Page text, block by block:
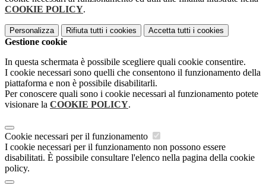
COOKIE POLICY.
Personalizza Rifiuta tutti i cookies Accetta tutti i cookies
Gestione cookie
In questa schermata è possibile scegliere quali cookie consentire.
I cookie necessari sono quelli che consentono il funzionamento della
piattaforma e non è possibile disabilitarli.
Per conoscere quali sono i cookie necessari al funzionamento potete
visionare la COOKIE POLICY.
Cookie necessari per il funzionamento
I cookie necessari per il funzionamento non possono essere
disabilitati. È possibile consultare l'elenco nella pagina della cookie
policy.